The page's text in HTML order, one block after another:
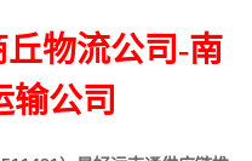
物流公司-南
输公司